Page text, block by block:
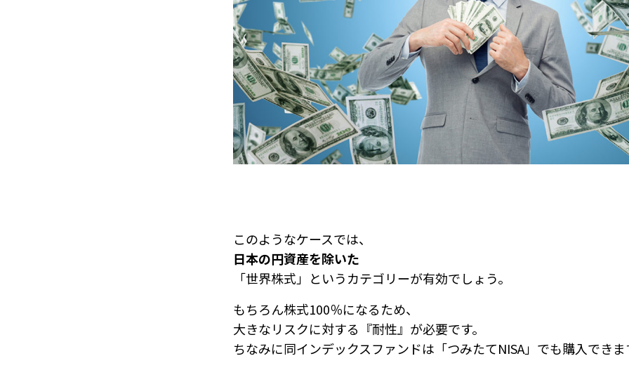
このようなケースでは、
日本の円資産を除いた
「世界株式」というカテゴリーが有効でしょう。
もちろん株式100％になるため、
大きなリスクに対する『耐性』が必要です。
ちなみに同インデックスファンドは「つみたてNISA」でも購入できま